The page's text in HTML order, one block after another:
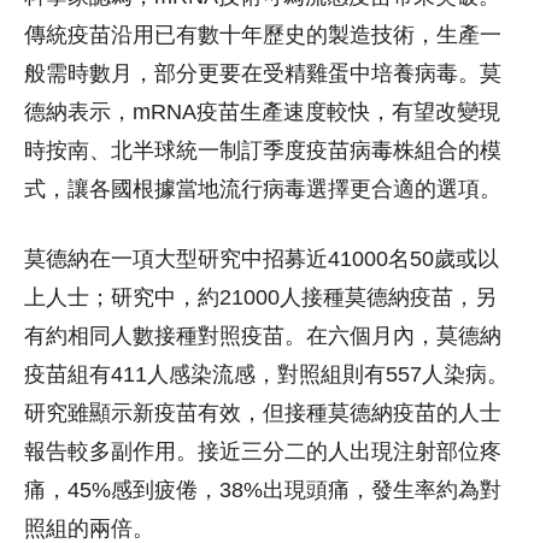
傳統疫苗沿用已有數十年歷史的製造技術，生產一
般需時數月，部分更要在受精雞蛋中培養病毒。莫
德納表示，mRNA疫苗生產速度較快，有望改變現
時按南、北半球統一制訂季度疫苗病毒株組合的模
式，讓各國根據當地流行病毒選擇更合適的選項。
莫德納在一項大型研究中招募近41000名50歲或以
上人士；研究中，約21000人接種莫德納疫苗，另
有約相同人數接種對照疫苗。在六個月內，莫德納
疫苗組有411人感染流感，對照組則有557人染病。
研究雖顯示新疫苗有效，但接種莫德納疫苗的人士
報告較多副作用。接近三分二的人出現注射部位疼
痛，45%感到疲倦，38%出現頭痛，發生率約為對
照組的兩倍。